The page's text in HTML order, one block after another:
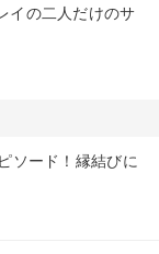
イの二人だけのサ
ソード！縁結びに